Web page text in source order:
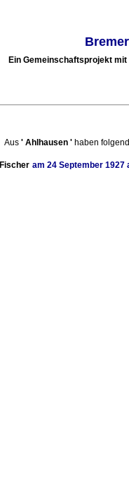
Ein Gemeinschaftsprojekt
Aus ' Ahlhausen'haben
Fischer am 24 September 1927